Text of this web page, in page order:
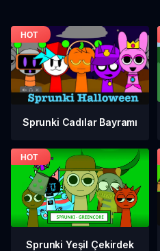
Sprunki Cadılar Bayramı
Sprunki Yeşil Çekirdek